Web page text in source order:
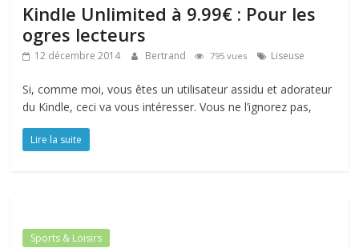
Kindle Unlimited à 9.99€ : Pour les
ogres lecteurs
12 décembre 2014 Bertrand 795 vues Liseuse
Si, comme moi, vous êtes un utilisateur assidu et adorateur
du Kindle, ceci va vous intéresser. Vous ne l’ignorez pas,
Lire la suite
Sports & Loisirs